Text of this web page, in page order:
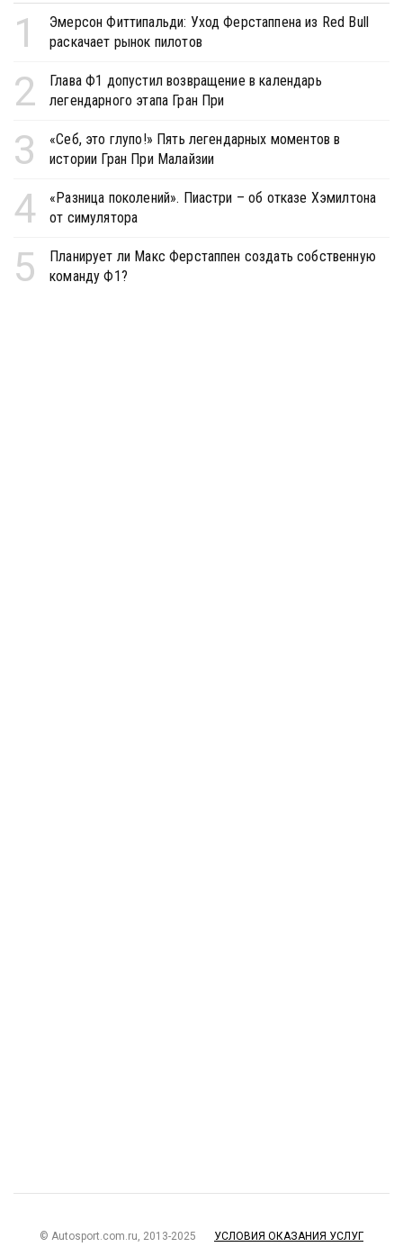
1
Эмерсон Фиттипальди: Уход Ферстаппена из Red Bull
раскачает рынок пилотов
2
Глава Ф1 допустил возвращение в календарь
легендарного этапа Гран При
3
«Себ, это глупо!» Пять легендарных моментов в
истории Гран При Малайзии
4
«Разница поколений». Пиастри – об отказе Хэмилтона
от симулятора
5
Планирует ли Макс Ферстаппен создать собственную
команду Ф1?
© Autosport.com.ru, 2013-2025 УСЛОВИЯ ОКАЗАНИЯ УСЛУГ